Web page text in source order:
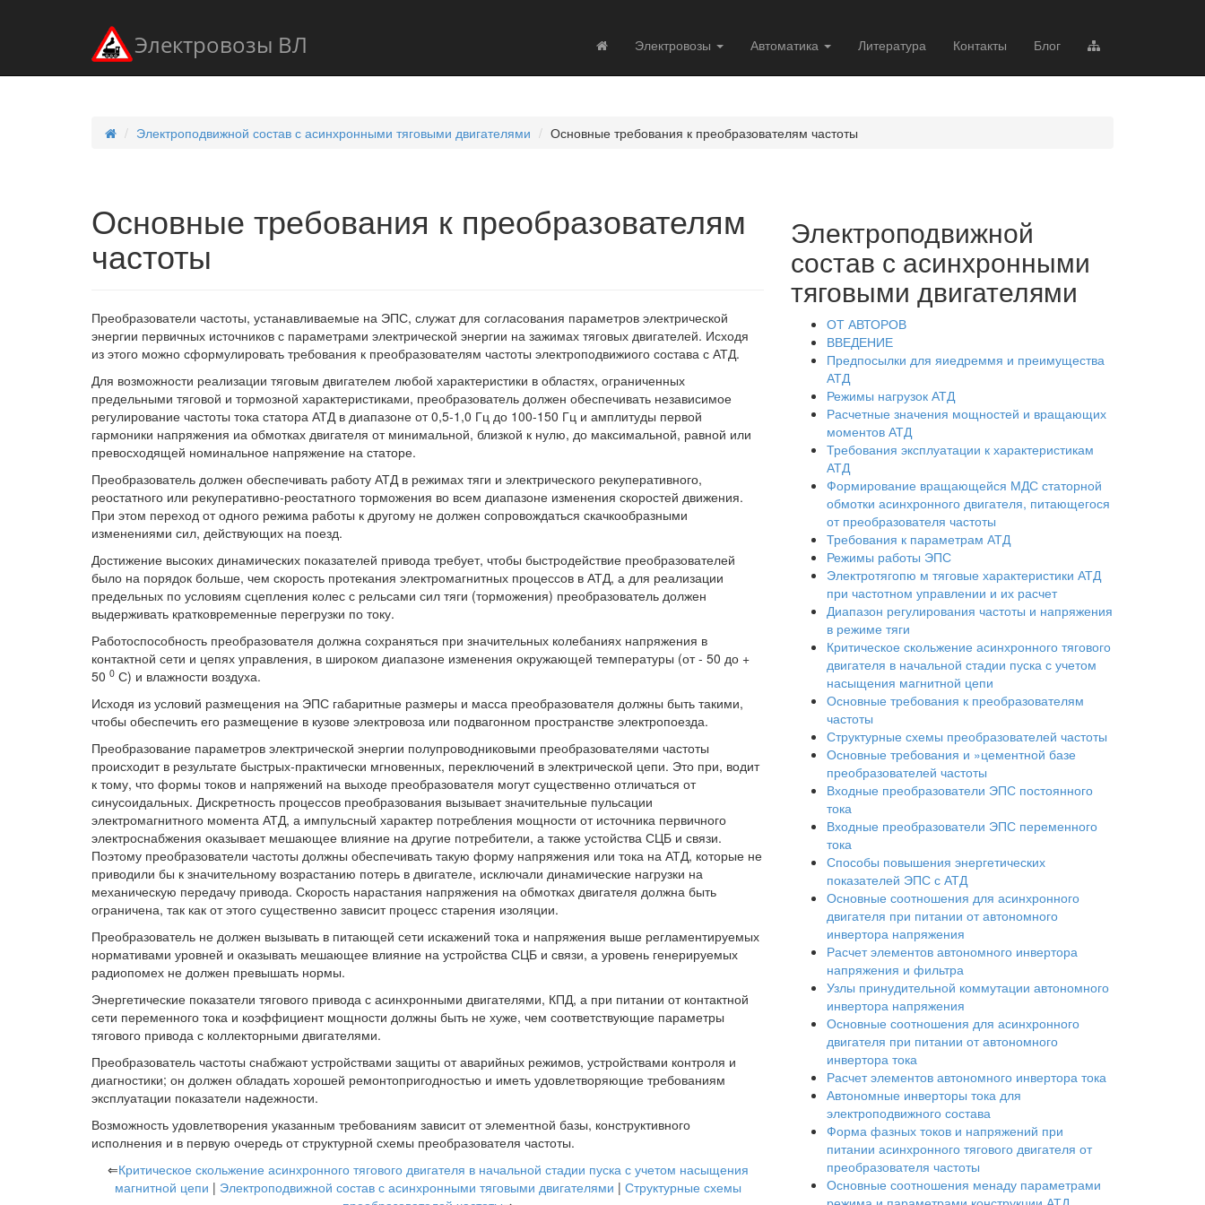
Электровозы ВЛ Электровозы Автоматика Литература Контакты Блог
Электроподвижной состав с асинхронными тяговыми двигателями Основные требования к преобразователям частоты
Основные требования к преобразователям
частоты
Преобразователи частоты, устанавливаемые на ЭПС, служат для согласования параметров электрической
энергии первичных источников с параметрами электрической энергии на зажимах тяговых двигателей. Исходя
из этого можно сформулировать требования к преобразователям частоты электроподвижиого состава с АТД.
Для возможности реализации тяговым двигателем любой характеристики в областях, ограниченных
предельными тяговой и тормозной характеристиками, преобразователь должен обеспечивать независимое
регулирование частоты тока статора АТД в диапазоне от 0,5-1,0 Гц до 100-150 Гц и амплитуды первой
гармоники напряжения иа обмотках двигателя от минимальной, близкой к нулю, до максимальной, равной или
превосходящей номинальное напряжение на статоре.
Преобразователь должен обеспечивать работу АТД в режимах тяги и электрического рекуперативного,
реостатного или рекуперативно-реостатного торможения во всем диапазоне изменения скоростей движения.
При этом переход от одного режима работы к другому не должен сопровождаться скачкообразными
изменениями сил, действующих на поезд.
Достижение высоких динамических показателей привода требует, чтобы быстродействие преобразователей
было на порядок больше, чем скорость протекания электромагнитных процессов в АТД, а для реализации
предельных по условиям сцепления колес с рельсами сил тяги (торможения) преобразователь должен
выдерживать кратковременные перегрузки по току.
Работоспособность преобразователя должна сохраняться при значительных колебаниях напряжения в
контактной сети и цепях управления, в широком диапазоне изменения окружающей температуры (от - 50 до +
50 0 С) и влажности воздуха.
Исходя из условий размещения на ЭПС габаритные размеры и масса преобразователя должны быть такими,
чтобы обеспечить его размещение в кузове электровоза или подвагонном пространстве электропоезда.
Преобразование параметров электрической энергии полупроводниковыми преобразователями частоты
происходит в результате быстрых-практически мгновенных, переключений в электрической цепи. Это при, водит
к тому, что формы токов и напряжений на выходе преобразователя могут существенно отличаться от
синусоидальных. Дискретность процессов преобразования вызывает значительные пульсации
электромагнитного момента АТД, а импульсный характер потребления мощности от источника первичного
электроснабжения оказывает мешающее влияние на другие потребители, а также устойства СЦБ и связи.
Поэтому преобразователи частоты должны обеспечивать такую форму напряжения или тока на АТД, которые не
приводили бы к значительному возрастанию потерь в двигателе, исключали динамические нагрузки на
механическую передачу привода. Скорость нарастания напряжения на обмотках двигателя должна быть
ограничена, так как от этого существенно зависит процесс старения изоляции.
Преобразователь не должен вызывать в питающей сети искажений тока и напряжения выше регламентируемых
нормативами уровней и оказывать мешающее влияние на устройства СЦБ и связи, а уровень генерируемых
радиопомех не должен превышать нормы.
Энергетические показатели тягового привода с асинхронными двигателями, КПД, а при питании от контактной
сети переменного тока и коэффициент мощности должны быть не хуже, чем соответствующие параметры
тягового привода с коллекторными двигателями.
Преобразователь частоты снабжают устройствами защиты от аварийных режимов, устройствами контроля и
диагностики; он должен обладать хорошей ремонтопригодностью и иметь удовлетворяющие требованиям
эксплуатации показатели надежности.
Возможность удовлетворения указанным требованиям зависит от элементной базы, конструктивного
исполнения и в первую очередь от структурной схемы преобразователя частоты.
⇐Критическое скольжение асинхронного тягового двигателя в начальной стадии пуска с учетом насыщения
магнитной цепи | Электроподвижной состав с асинхронными тяговыми двигателями | Структурные схемы
Электроподвижной
состав с асинхронными
тяговыми двигателями
ОТ АВТОРОВ
ВВЕДЕНИЕ
Предпосылки для яиедреммя и преимущества
АТД
Режимы нагрузок АТД
Расчетные значения мощностей и вращающих
моментов АТД
Требования эксплуатации к характеристикам
АТД
Формирование вращающейся МДС статорной
обмотки асинхронного двигателя, питающегося
от преобразователя частоты
Требования к параметрам АТД
Режимы работы ЭПС
Электротягопю м тяговые характеристики АТД
при частотном управлении и их расчет
Диапазон регулирования частоты и напряжения
в режиме тяги
Критическое скольжение асинхронного тягового
двигателя в начальной стадии пуска с учетом
насыщения магнитной цепи
Основные требования к преобразователям
частоты
Структурные схемы преобразователей частоты
Основные требования и »цементной базе
преобразователей частоты
Входные преобразователи ЭПС постоянного
тока
Входные преобразователи ЭПС переменного
тока
Способы повышения энергетических
показателей ЭПС с АТД
Основные соотношения для асинхронного
двигателя при питании от автономного
инвертора напряжения
Расчет элементов автономного инвертора
напряжения и фильтра
Узлы принудительной коммутации автономного
инвертора напряжения
Основные соотношения для асинхронного
двигателя при питании от автономного
инвертора тока
Расчет элементов автономного инвертора тока
Автономные инверторы тока для
электроподвижного состава
Форма фазных токов и напряжений при
питании асинхронного тягового двигателя от
преобразователя частоты
Основные соотношения менаду параметрами